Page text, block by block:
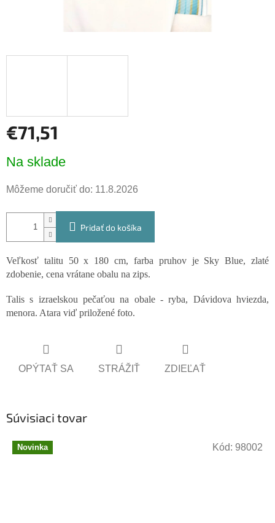
€71,51
cena:
Na sklade
Môžeme doručiť do: 11.8.2026
Pridať do košíka
Veľkosť talitu 50 x 180 cm, farba pruhov je Sky Blue, zlaté
zdobenie, cena vrátane obalu na zips.
Talis s izraelskou pečaťou na obale - ryba, Dávidova hviezda,
menora. Atara viď priložené foto.
OPÝTAŤ SA STRÁŽIŤ ZDIEĽAŤ
Súvisiaci tovar
Novinka Kód: 98002